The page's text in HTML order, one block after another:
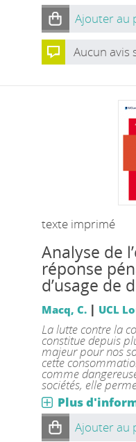
Ajouter au
Aucun avis
texte imprimé
Analyse de
réponse
d’usage de
Macq, C. | UCL
La lutte contre la
constitue depuis
majeur pour nos
cette
comme
sociétés, elle
Plus
Ajouter au